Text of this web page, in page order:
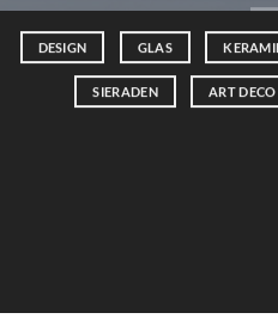
DESIGN GLAS
SIERADEN ART